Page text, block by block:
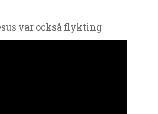
var också flykting